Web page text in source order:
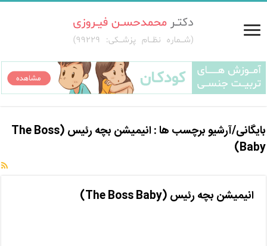
بایگانی/آرشیو برچسب ها :
انیمیشن بچه رئیس (The Boss
Baby)
انیمیشن بچه رئیس (The Boss Baby)